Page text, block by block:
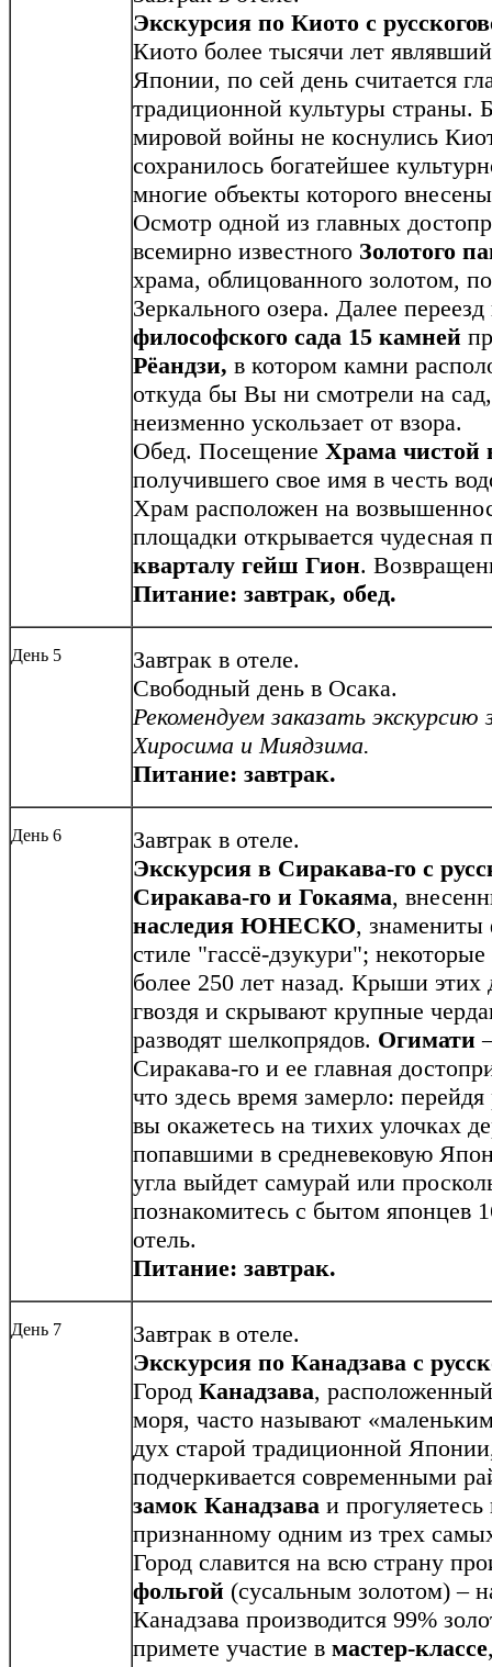
Экскурсия по Киото с
Киото более тысячи лет
Японии, по сей день считается
традиционной культуры страны.
мировой войны не коснулись
сохранилось богатейшее
многие объекты которого
Осмотр одной из главных
всемирно известного Золотого
храма, облицованного золотом,
Зеркального озера. Далее
философского сада 15 камней
Рёандзи, в котором камни
откуда бы Вы ни смотрели на
неизменно ускользает от взора.
Обед. Посещение Храма чистой
получившего свое имя в честь
Храм расположен на
площадки открывается чудесная
кварталу гейш Гион.
Питание: завтрак, обед.
День 5
Завтрак в отеле.
Свободный день в Осака.
Рекомендуем заказать
Хиросима и Миядзима.
Питание: завтрак.
День 6
Завтрак в отеле.
Экскурсия в Сиракава-го с
Сиракава-го и Гокаяма,
наследия ЮНЕСКО,
стиле "гассё-дзукури";
более 250 лет назад. Крыши этих
гвоздя и скрывают крупные
разводят шелкопрядов. Огимати
Сиракава-го и ее главная
что здесь время замерло:
вы окажетесь на тихих улочках
попавшими в средневековую
угла выйдет самурай или
познакомитесь с бытом японцев
отель.
Питание: завтрак.
День 7
Завтрак в отеле.
Экскурсия по Канадзава с
Город Канадзава,
моря, часто называют
дух старой традиционной
подчеркивается современными
замок Канадзава и
признанному одним из трех
Город славится на всю страну
фольгой (сусальным золотом) –
Канадзава производится 99%
примете участие в мастер-классе